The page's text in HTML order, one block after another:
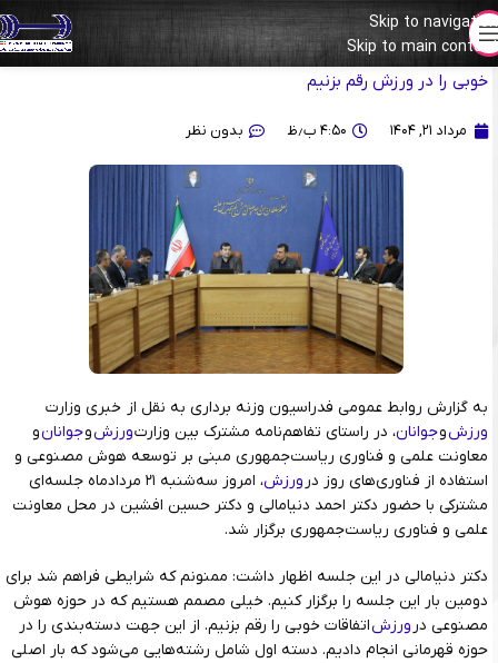
Skip to navigation
Skip to main content
دکتر دنیامالی: مصمم هستیم با استفاده از هوش مصنوعی اتفاقات
خوبی را در ورزش رقم بزنیم
مرداد ۲۱, ۱۴۰۴ ۴:۵۰ ب٫ظ بدون نظر
به گزارش روابط عمومی فدراسیون وزنه برداری به نقل از خبری وزارت
ورزشوجوانان، در راستای تفاهم‌نامه مشترک بین وزارتورزشوجوانانو
معاونت علمی و فناوری ریاست‌جمهوری مبنی بر توسعه هوش مصنوعی و
استفاده از فناوری‌های روز در ورزش
، امروز سه‌شنبه ۲۱ مردادماه جلسه‌ای
مشترکی با حضور دکتر احمد دنیامالی و دکتر حسین افشین در محل معاونت
علمی و فناوری ریاست‌جمهوری برگزار شد.
دکتر دنیامالی در این جلسه اظهار داشت: ممنونم که شرایطی فراهم شد برای
دومین بار این جلسه را برگزار کنیم. خیلی مصمم هستیم که در حوزه هوش
مصنوعی در ورزشاتفاقات خوبی را رقم بزنیم. از این جهت دسته‌بندی را در
حوزه قهرمانی انجام دادیم. دسته اول شامل رشته‌هایی می‌شود که بار اصلی